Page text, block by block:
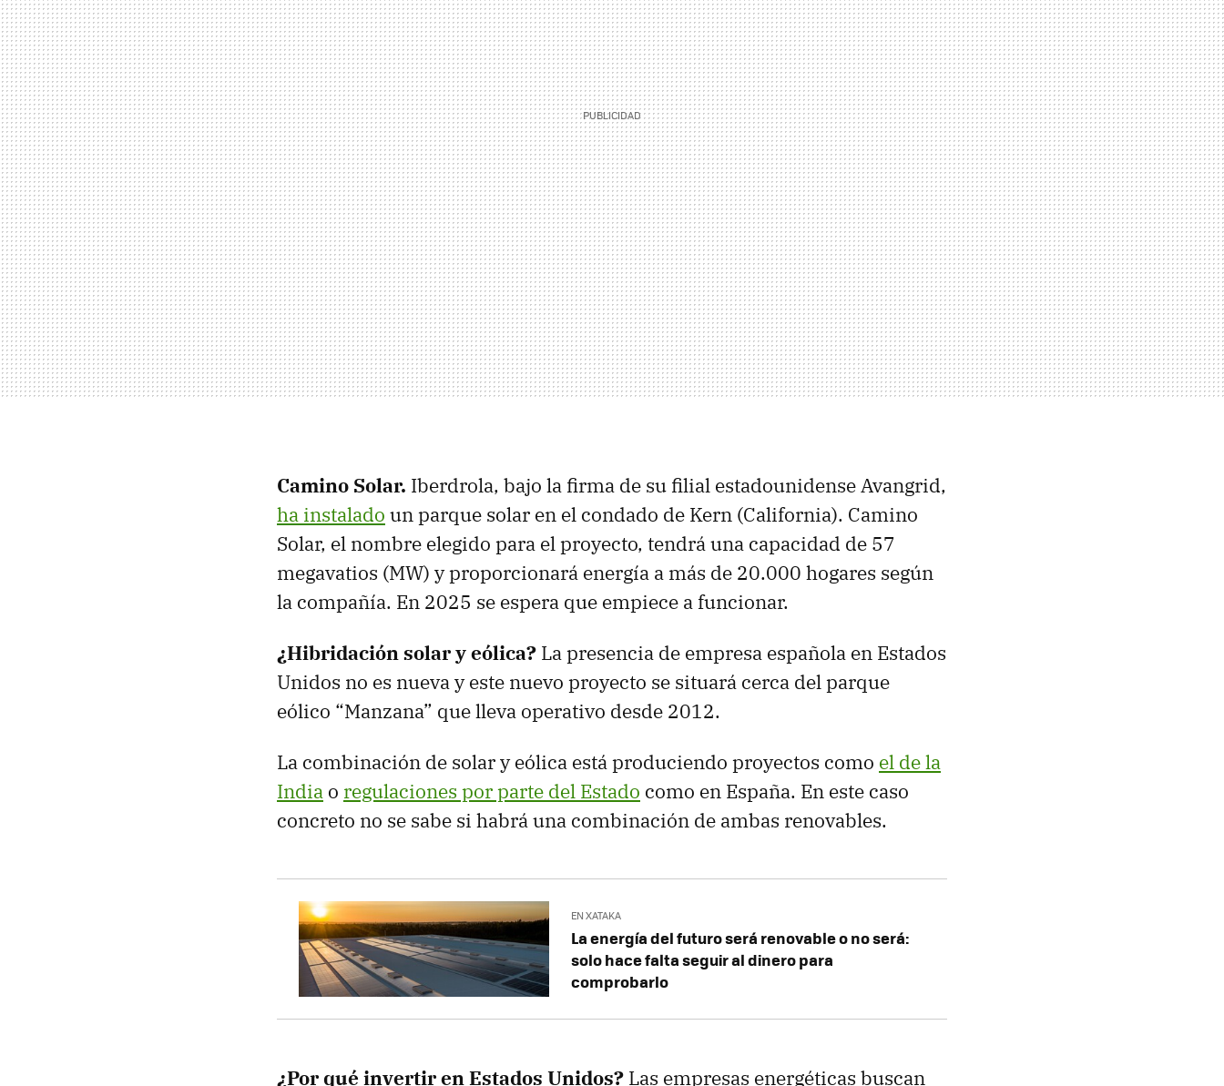
Camino Solar. Iberdrola, bajo la firma de su filial estadounidense Avangrid,
ha instalado un parque solar en el condado de Kern (California). Camino
Solar, el nombre elegido para el proyecto, tendrá una capacidad de 57
megavatios (MW) y proporcionará energía a más de 20.000 hogares según
la compañía. En 2025 se espera que empiece a funcionar.
¿Hibridación solar y eólica? La presencia de empresa española en Estados
Unidos no es nueva y este nuevo proyecto se situará cerca del parque
eólico “Manzana” que lleva operativo desde 2012.
La combinación de solar y eólica está produciendo proyectos como el de la
India o regulaciones por parte del Estado como en España. En este caso
concreto no se sabe si habrá una combinación de ambas renovables.
EN XATAKA
La energía del futuro será renovable o no será:
solo hace falta seguir al dinero para
comprobarlo
¿Por qué invertir en Estados Unidos? Las empresas energéticas buscan